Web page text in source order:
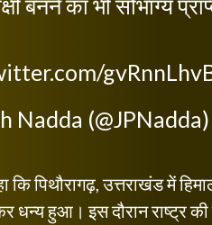
Nadda (@JPNadda)
पिथौरागढ़, उत्तराखंड में
हुआ। इस दौरान राष्ट्र की